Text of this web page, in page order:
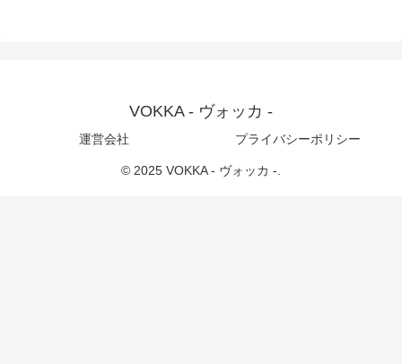
VOKKA - ヴォッカ -
運営会社 プライバシーポリシー
© 2025 VOKKA - ヴォッカ -.